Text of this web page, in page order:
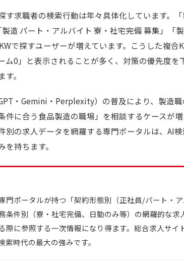
す求職者の検索行動は年々具体化しています。
造 パート・アルバイト 寮・社宅完備 募集」「
で探すユーザーが増えています。こうした複合
ム0」と表示されることが多く、対策の優先度を
。
・Gemini・Perplexity）の普及により、製造
件に合う食品製造の職場」を相談するケースが
別の求人データを網羅する専門ポータルは、AI
持ちます。
門ポータルが持つ「契約形態別（正社員/パート・
条件別（寮・社宅完備、日勤のみ等）の網羅的な求
際に参照する一次情報になり得ます。総合求人サイ
時代の最大の強みです。